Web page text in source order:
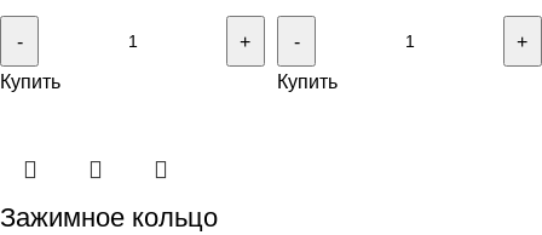
Купить Купить
Зажимное кольцо